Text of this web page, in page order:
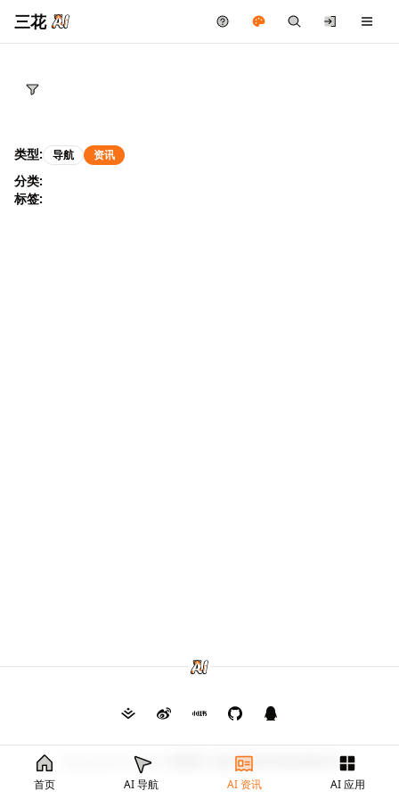
三花
类型: 导航 资讯
分类:
标签:
首页 AI 导航 AI 资讯 AI 应用
Copyright © 2026 渝ICP备2024026682号